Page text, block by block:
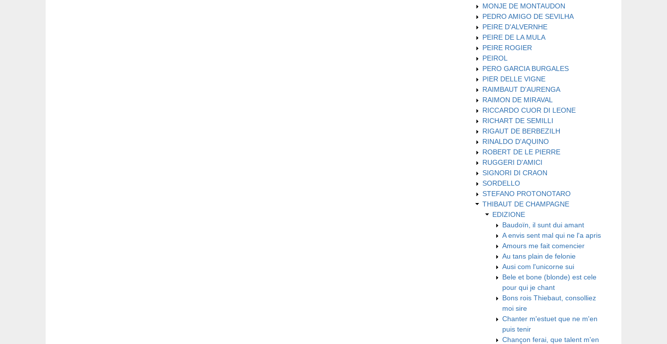
MONJE DE MONTAUDON
PEDRO AMIGO DE SEVILHA
PEIRE D'ALVERNHE
PEIRE DE LA MULA
PEIRE ROGIER
PEIROL
PERO GARCIA BURGALES
PIER DELLE VIGNE
RAIMBAUT D'AURENGA
RAIMON DE MIRAVAL
RICCARDO CUOR DI LEONE
RICHART DE SEMILLI
RIGAUT DE BERBEZILH
RINALDO D'AQUINO
ROBERT DE LE PIERRE
RUGGERI D'AMICI
SIGNORI DI CRAON
SORDELLO
STEFANO PROTONOTARO
THIBAUT DE CHAMPAGNE
EDIZIONE
Baudoïn, il sunt dui amant
A envis sent mal qui ne l'a apris
Amours me fait comencier
Au tans plain de felonie
Ausi com l'unicorne sui
Bele et bone (blonde) est cele
pour qui je chant
Bons rois Thiebaut, consolliez
moi sire
Chanter m'estuet que ne m'en
puis tenir
Chançon ferai, que talent m'en